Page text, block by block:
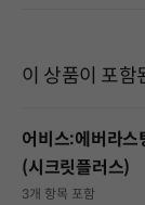
이 상품이 포함
어비스:에버라스
(시크릿플러스)
3개 항목 포함